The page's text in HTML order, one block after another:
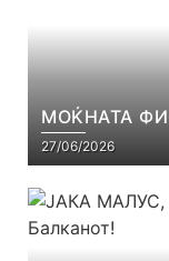
МОЌНАТА
27/06/2026